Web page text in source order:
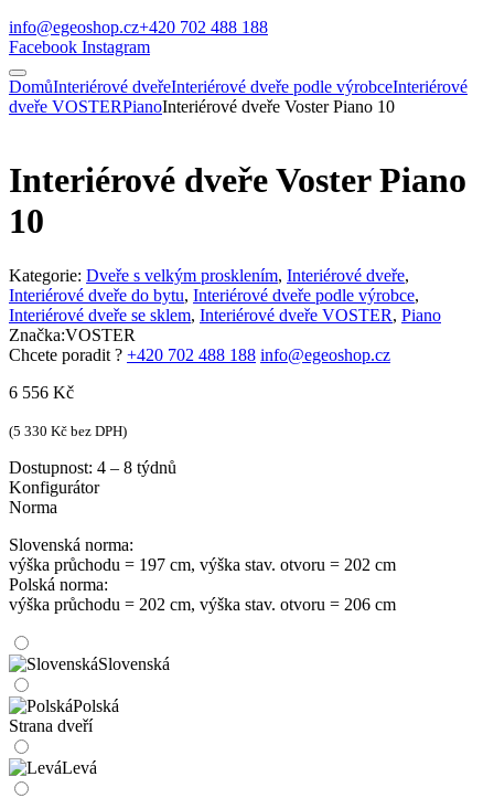
info@egeoshop.cz+420 702 488 188
Facebook Instagram
DomůInteriérové dveřeInteriérové dveře podle výrobceInteriérové
dveře VOSTERPianoInteriérové dveře Voster Piano 10
Interiérové dveře Voster Piano
10
Kategorie: Dveře s velkým prosklením, Interiérové dveře,
Interiérové dveře do bytu, Interiérové dveře podle výrobce,
Interiérové dveře se sklem, Interiérové dveře VOSTER, Piano
Značka:VOSTER
Chcete poradit ? +420 702 488 188 info@egeoshop.cz
6 556 Kč
(5 330 Kč bez DPH)
Dostupnost: 4 – 8 týdnů
Konfigurátor
Norma
Slovenská norma:
výška průchodu = 197 cm, výška stav. otvoru = 202 cm
Polská norma:
výška průchodu = 202 cm, výška stav. otvoru = 206 cm
Slovenská
Polská
Strana dveří
Levá